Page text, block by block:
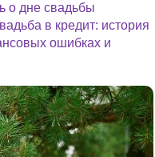
о дне свадьбы
в кредит: история
ошибках и